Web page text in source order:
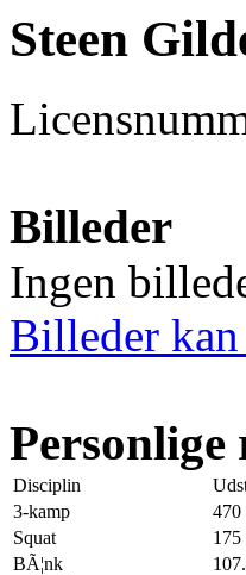
Steen
Billeder
Ingen
Billeder
Disciplin
3-kamp
470
Squat
175
BÃ¦nk